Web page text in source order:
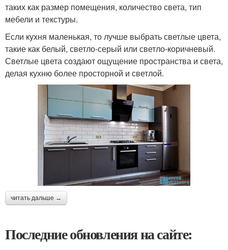
таких как размер помещения, количество света, тип
мебели и текстуры.
Если кухня маленькая, то лучше выбрать светлые цвета,
такие как белый, светло-серый или светло-коричневый.
Светлые цвета создают ощущение пространства и света,
делая кухню более просторной и светлой.
читать дальше →
Последние обновления на сайте: